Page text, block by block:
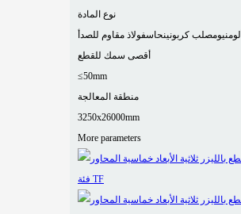
نوع المادة
ألومنيومصلب كربونينحاسفولاذ مقاوم للصدأ
أقصى سمك للقطع
≤50mm
منطقة المعالجة
3250x26000mm
More parameters